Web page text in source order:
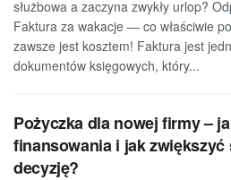
służbowa a zaczyna zwykły urlop?
Faktura za wakacje — co właściwie
zawsze jest kosztem! Faktura jest
dokumentów księgowych, który...
Pożyczka dla nowej firmy –
finansowania i jak
decyzję?